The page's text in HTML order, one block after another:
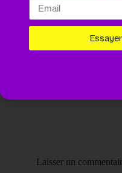
Laisser un